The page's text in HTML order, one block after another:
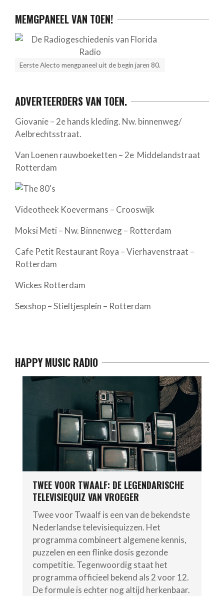
MEMGPANEEL VAN TOEN!
Eerste Alecto mengpaneel uit de begin jaren 80.
ADVERTEERDERS VAN TOEN.
Giovanie – 2e hands kleding. Nw. binnenweg/
Aelbrechtsstraat.
Van Loenen rauwboeketten – 2e Middelandstraat
Rotterdam
Videotheek Koevermans – Crooswijk
Moksi Meti – Nw. Binnenweg – Rotterdam
Cafe Petit Restaurant Roya – Vierhavenstraat –
Rotterdam
Wickes Rotterdam
Sexshop – Stieltjesplein – Rotterdam
HAPPY MUSIC RADIO
TWEE VOOR TWAALF: DE LEGENDARISCHE
TELEVISIEQUIZ VAN VROEGER
Twee voor Twaalf is een van de bekendste
Nederlandse televisiequizzen. Het
programma combineert algemene kennis,
puzzelen en een flinke dosis gezonde
competitie. Tegenwoordig staat het
programma officieel bekend als 2 voor 12.
De formule is echter nog altijd herkenbaar.